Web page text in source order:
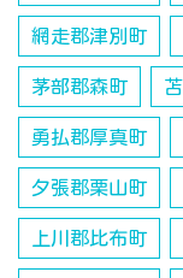
網走郡津別町
茅部郡森町
勇払郡厚真町
夕張郡栗山町
上川郡比布町